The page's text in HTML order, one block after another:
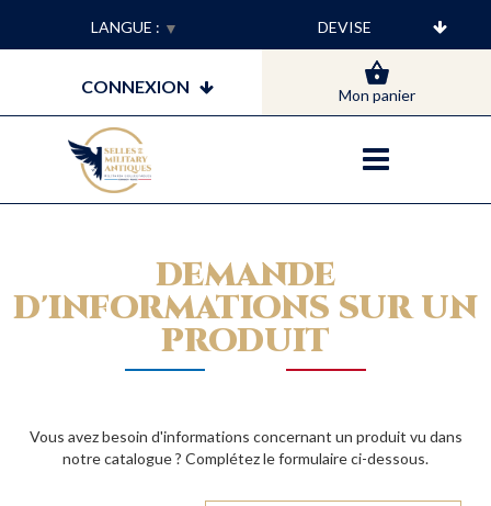
LANGUE : ▼
CONNEXION Mon panier
DEMANDE
D'INFORMATIONS SUR UN
PRODUIT
Vous avez besoin d'informations concernant un produit vu dans
notre catalogue ? Complétez le formulaire ci-dessous.